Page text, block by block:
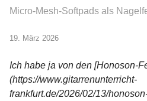
Micro-Mesh-Softpads als
19. März 2026
Ich habe ja von den [Honoson-
(https://www.gitarrenunterricht-
frankfurt.de/2026/02/13/